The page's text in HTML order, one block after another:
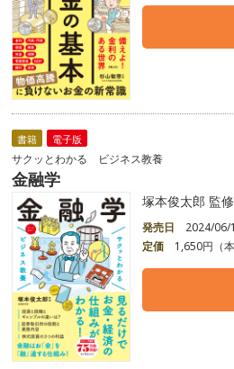
書籍 電子版
サクッとわかる ビジネス教養
金融学
塚本俊太郎 監修
発売日
2024/06/
定価
1,650円（